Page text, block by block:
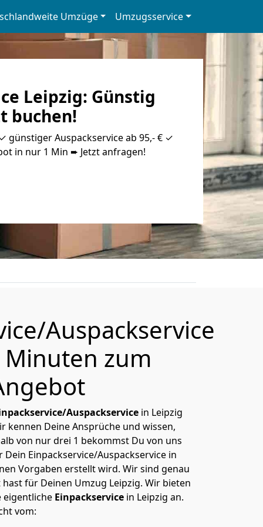
Umzüge Umzugsservice
Leipzig: Günstig
buchen!
günstiger Auspackservice ab 95,- € ✓
in nur 1 Min ➨ Jetzt anfragen!
Auspackservice
zum
Auspackservice in Leipzig
kennen Deine Ansprüche und wissen,
von nur drei 1 bekommst Du von uns
Einpackservice/Auspackservice in
Vorgaben erstellt wird. Wir sind genau
für Deinen Umzug Leipzig. Wir bieten
eigentliche Einpackservice in Leipzig an.
vom: